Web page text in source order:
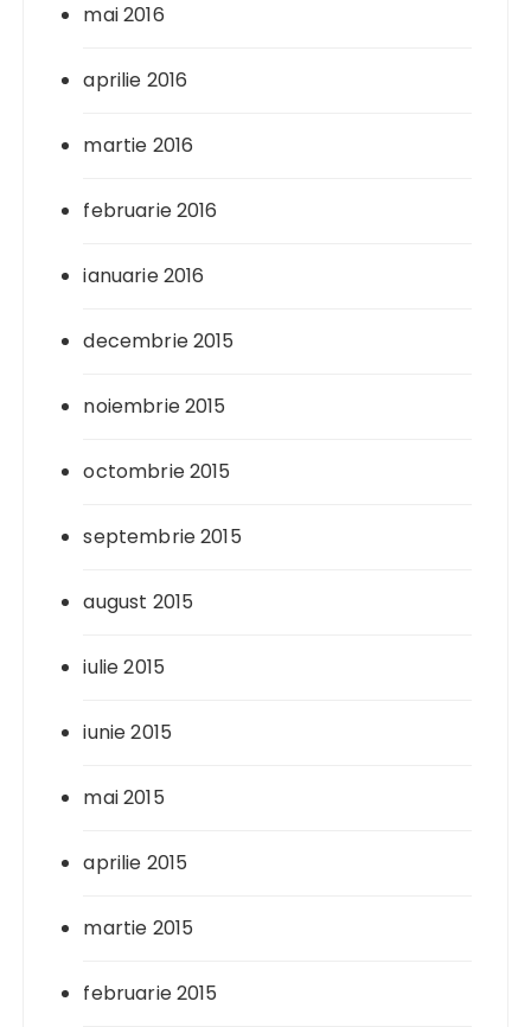
mai 2016
aprilie 2016
martie 2016
februarie 2016
ianuarie 2016
decembrie 2015
noiembrie 2015
octombrie 2015
septembrie 2015
august 2015
iulie 2015
iunie 2015
mai 2015
aprilie 2015
martie 2015
februarie 2015